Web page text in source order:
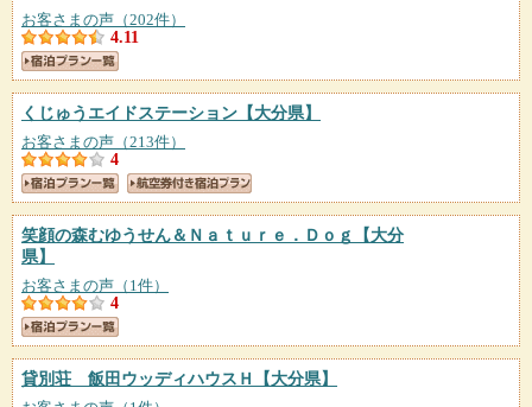
お客さまの声（202件）
4.11
くじゅうエイドステーション 【大分県】
お客さまの声（213件）
4
笑顔の森むゆうせん＆Ｎａｔｕｒｅ．Ｄｏｇ
【大分
県】
お客さまの声（1件）
4
貸別荘 飯田ウッディハウスＨ 【大分県】